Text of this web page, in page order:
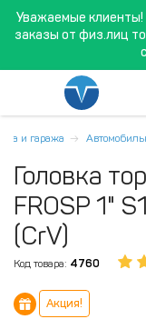
Уважаемые
заказы от физ.лиц
и гаража
Головка
FROSP 1"
(CrV)
Код товара: 4760
Акция!